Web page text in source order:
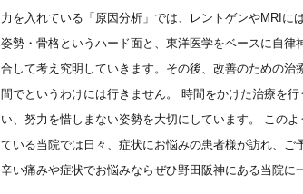
力を入れている「原因分析」では、レントゲンやMRIに
姿勢・骨格というハード面と、東洋医学をベースに自律
合して考え究明していきます。その後、改善のための治
間でというわけには行きません。 時間をかけた治療を
い、努力を惜しまない姿勢を大切にしています。 この
ている当院では日々、症状にお悩みの患者様が訪れ、ご
辛い痛みや症状でお悩みならぜひ野田阪神にある当院に